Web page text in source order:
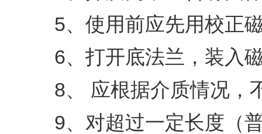
5、使用前应先用校正
6、打开底法兰，装入
8、 应根据介质情况，
9、对超过一定长度（